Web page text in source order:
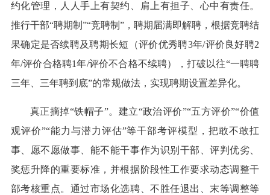
约化管理，人人手上有契约、肩上有担子、心中有责任。
推行干部“聘期制”“竞聘制”，聘期届满即解聘，根据竞聘结
果确定是否续聘及聘期长短（评价优秀聘3年/评价良好聘2
年/评价合格聘1年/评价不合格不续聘），打破以往“一聘聘
三年、三年聘到底”的常规做法，实现聘期设置差异化。
真正摘掉“铁帽子”。建立“政治评价”“五方评价”“价值
观评价”“能力与潜力评估”等干部考评模型，把敢不敢扛
事、愿不愿做事、能不能干事作为识别干部、评判优劣、
奖惩升降的重要标准，并根据阶段性工作要求动态调整干
部考核重点。通过市场化选聘、不胜任退出、末等调整等